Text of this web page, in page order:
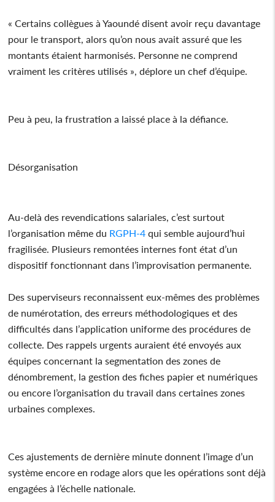
« Certains collègues à Yaoundé disent avoir reçu davantage
pour le transport, alors qu’on nous avait assuré que les
montants étaient harmonisés. Personne ne comprend
vraiment les critères utilisés », déplore un chef d’équipe.
Peu à peu, la frustration a laissé place à la défiance.
Désorganisation
Au-delà des revendications salariales, c’est surtout
l’organisation même du RGPH-4 qui semble aujourd’hui
fragilisée. Plusieurs remontées internes font état d’un
dispositif fonctionnant dans l’improvisation permanente.
Des superviseurs reconnaissent eux-mêmes des problèmes
de numérotation, des erreurs méthodologiques et des
difficultés dans l’application uniforme des procédures de
collecte. Des rappels urgents auraient été envoyés aux
équipes concernant la segmentation des zones de
dénombrement, la gestion des fiches papier et numériques
ou encore l’organisation du travail dans certaines zones
urbaines complexes.
Ces ajustements de dernière minute donnent l’image d’un
système encore en rodage alors que les opérations sont déjà
engagées à l’échelle nationale.